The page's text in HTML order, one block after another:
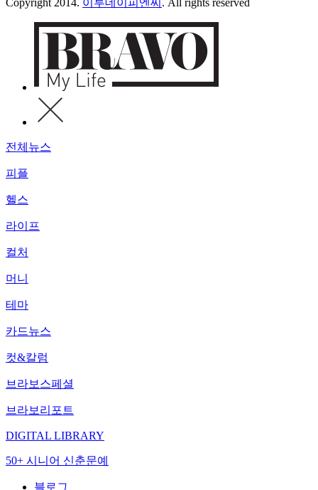
Copyright 2014. 이투데이피엔씨 . All rights reserved
전체뉴스
피플
헬스
라이프
컬처
머니
테마
카드뉴스
컷&칼럼
브라보스페셜
브라보리포트
DIGITAL LIBRARY
50+ 시니어 신춘문예
블로그